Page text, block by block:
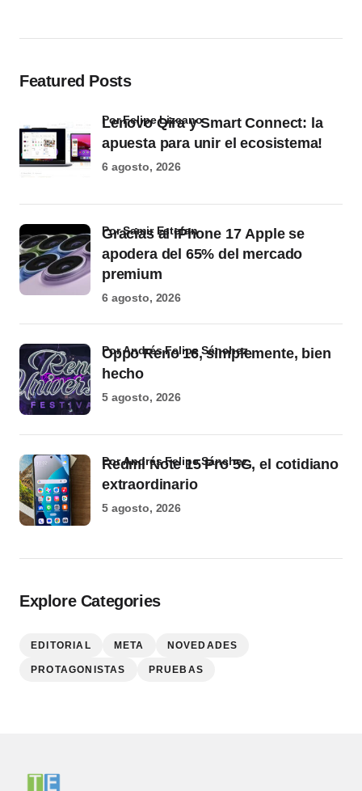
Featured Posts
Lenovo Qira y Smart Connect: la
apuesta para unir el ecosistema!
por Felipe Lizcano
6 agosto, 2026
Gracias al iPhone 17 Apple se
apodera del 65% del mercado
premium
por Samir Estefan
6 agosto, 2026
Oppo Reno 16, simplemente, bien
hecho
por Andrés Felipe Sánchez
5 agosto, 2026
Redmi Note 15 Pro 5G, el cotidiano
extraordinario
por Andrés Felipe Sánchez
5 agosto, 2026
Explore Categories
EDITORIAL META NOVEDADES
PROTAGONISTAS PRUEBAS